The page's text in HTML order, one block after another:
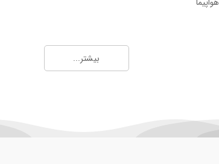
آیا سفر کردن بدون خرج کردن را دوست دارید؟
این نکته‌ها را در سفر رعایت نکنید!
بیشتر...